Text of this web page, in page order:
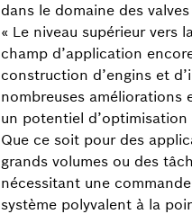
dans le domaine des
« Le niveau supérieur vers
champ d’application
construction d’engins et
nombreuses améliorations
un potentiel
Que ce soit pour des
grands volumes ou des
nécessitant une
système polyvalent à la